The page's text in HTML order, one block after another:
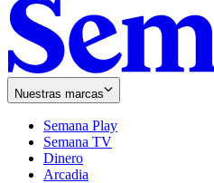
Nuestras marcas
Semana Play
Semana TV
Dinero
Arcadia